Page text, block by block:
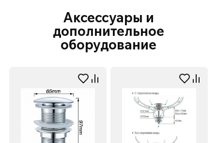
Аксессуары и
дополнительное
оборудование